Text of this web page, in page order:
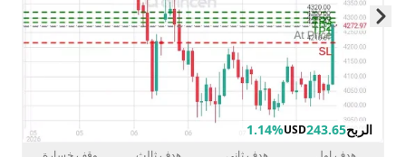
الربح243.65
USD
1.14%
Skip to next slide page